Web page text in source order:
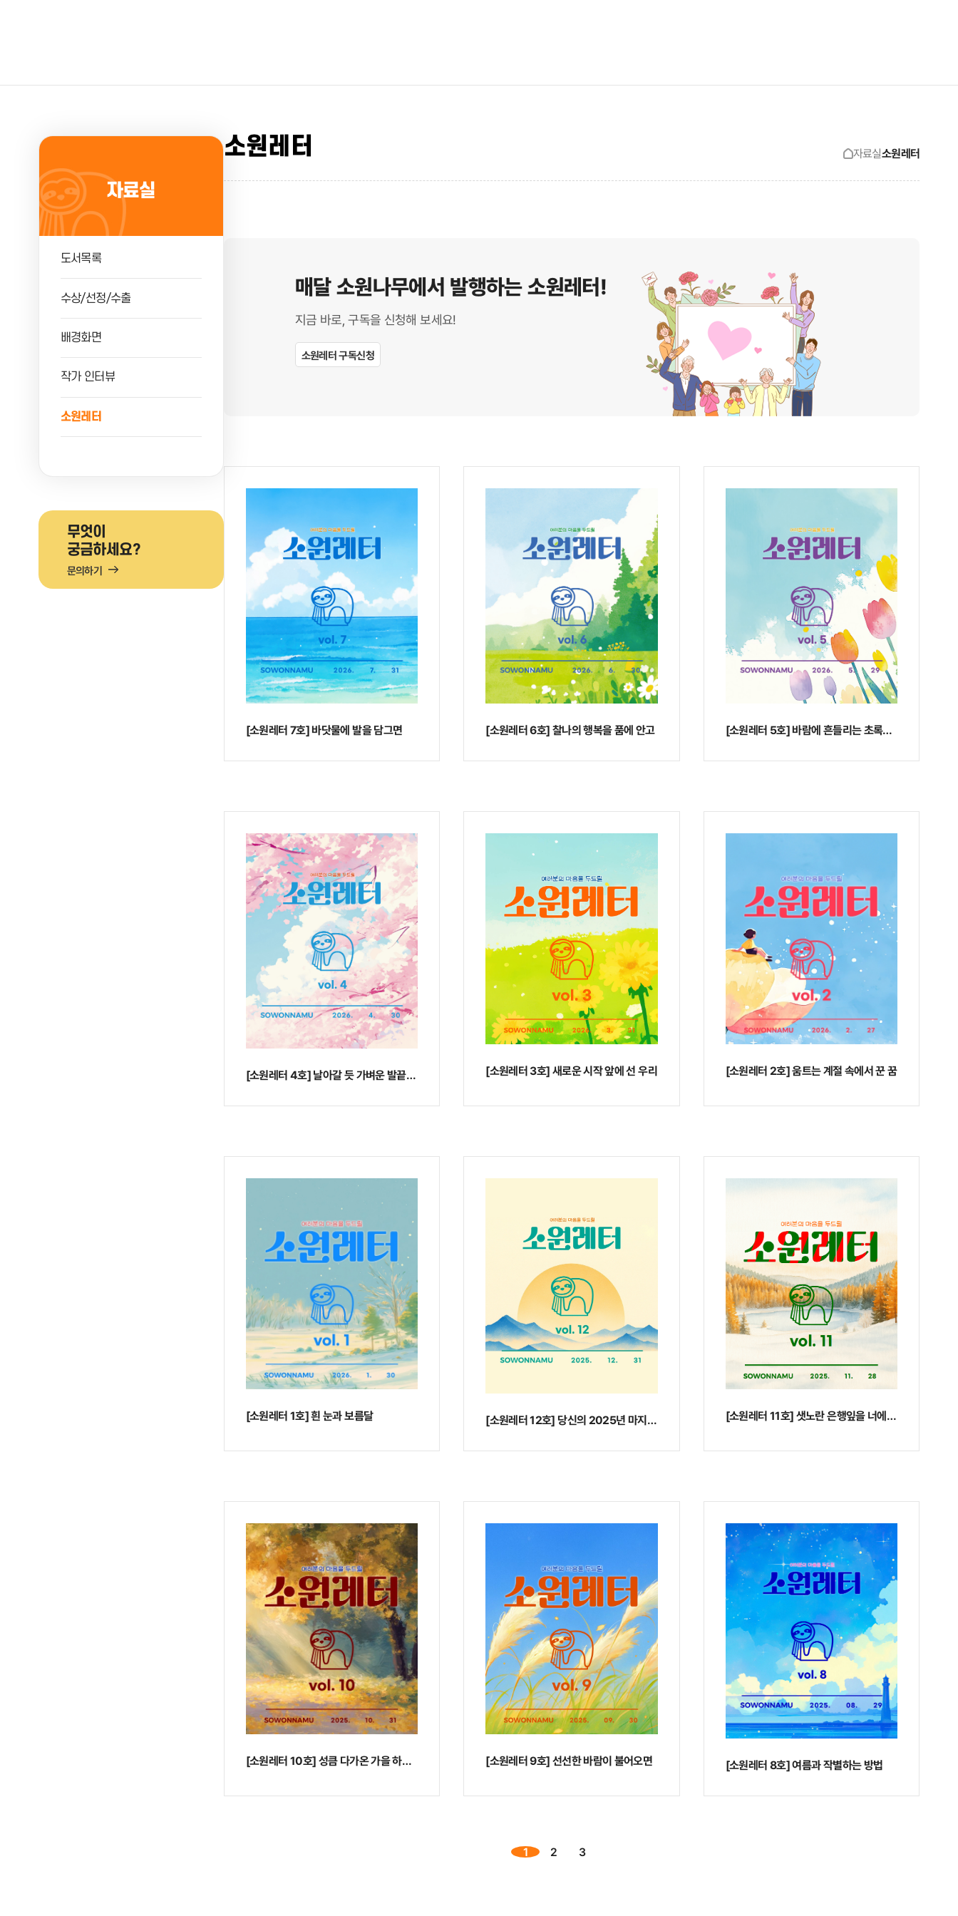
자료실
도서목록
수상/선정/수출
배경화면
작가 인터뷰
소원레터
무엇이
궁금하세요?
문의하기
소원레터 자료실소원레터
매달 소원나무에서 발행하는 소원레터!
지금 바로, 구독을 신청해 보세요!
소원레터 구독신청
[소원레터 7호] 바닷물에 발을 담그면 [소원레터 6호] 찰나의 행복을 품에 안고 [소원레터 5호] 바람에 흔들리는 초록을 만끽하며
[소원레터 4호] 날아갈 듯 가벼운 발끝으로 [소원레터 3호] 새로운 시작 앞에 선 우리 [소원레터 2호] 움트는 계절 속에서 꾼 꿈
[소원레터 1호] 흰 눈과 보름달 [소원레터 12호] 당신의 2025년 마지막 소원은 [소원레터 11호] 샛노란 은행잎을 너에게 보내면
[소원레터 10호] 성큼 다가온 가을 하늘빛 [소원레터 9호] 선선한 바람이 불어오면 [소원레터 8호] 여름과 작별하는 방법
1 2 3